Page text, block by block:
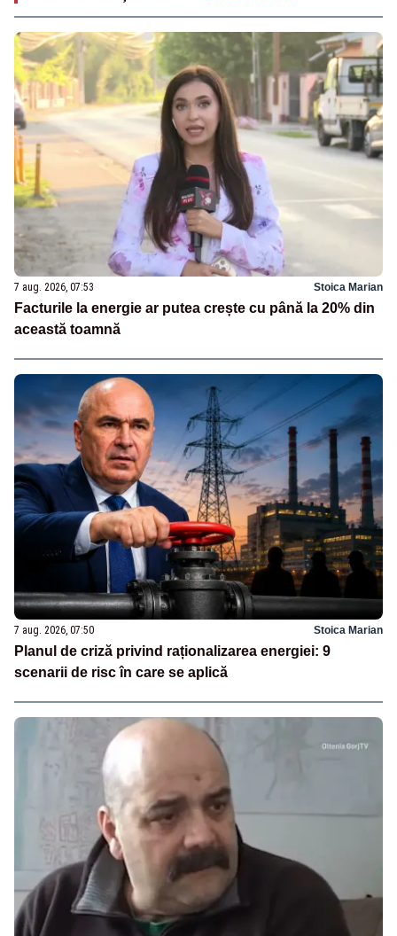
7 aug. 2026, 07:53 Stoica Marian
Facturile la energie ar putea crește cu până la 20% din
această toamnă
7 aug. 2026, 07:50 Stoica Marian
Planul de criză privind raționalizarea energiei: 9
scenarii de risc în care se aplică